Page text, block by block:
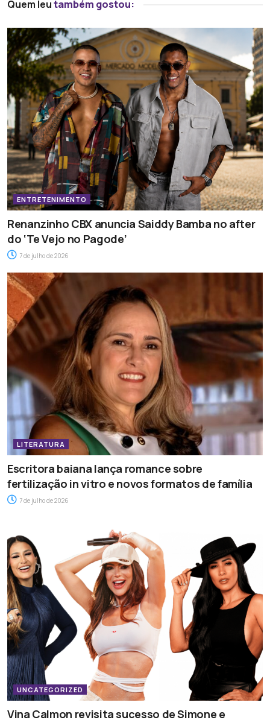
Quem leutambém gostou:
ENTRETENIMENTO
Renanzinho CBX anuncia Saiddy Bamba no after
do ‘Te Vejo no Pagode’
7 de julho de 2026
LITERATURA
Escritora baiana lança romance sobre
fertilização in vitro e novos formatos de família
7 de julho de 2026
UNCATEGORIZED
Vina Calmon revisita sucesso de Simone e